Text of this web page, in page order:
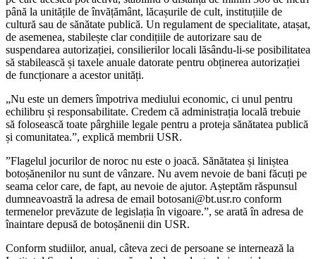
până la unitățile de învățământ, lăcașurile de cult, instituțiile de
cultură sau de sănătate publică. Un regulament de specialitate, atașat,
de asemenea, stabilește clar condițiile de autorizare sau de
suspendarea autorizației, consilierilor locali lăsându-li-se posibilitatea
să stabilească și taxele anuale datorate pentru obținerea autorizației
de funcționare a acestor unități.
„Nu este un demers împotriva mediului economic, ci unul pentru
echilibru și responsabilitate. Credem că administrația locală trebuie
să folosească toate pârghiile legale pentru a proteja sănătatea publică
și comunitatea.”, explică membrii USR.
”Flagelul jocurilor de noroc nu este o joacă. Sănătatea și liniștea
botoșănenilor nu sunt de vânzare. Nu avem nevoie de bani făcuți pe
seama celor care, de fapt, au nevoie de ajutor. Așteptăm răspunsul
dumneavoastră la adresa de email botosani@bt.usr.ro conform
termenelor prevăzute de legislația în vigoare.”, se arată în adresa de
înaintare depusă de botoșănenii din USR.
Conform studiilor, anual, câteva zeci de persoane se internează la